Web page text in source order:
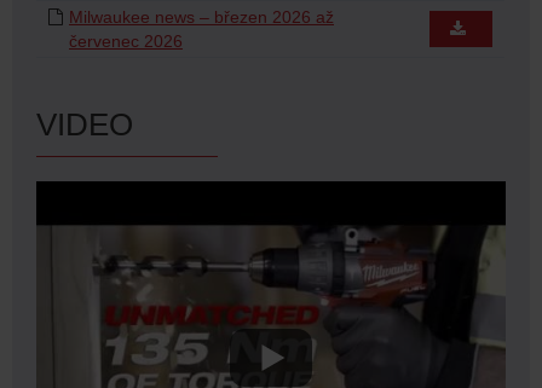
Milwaukee news – březen 2026 až
červenec 2026
VIDEO